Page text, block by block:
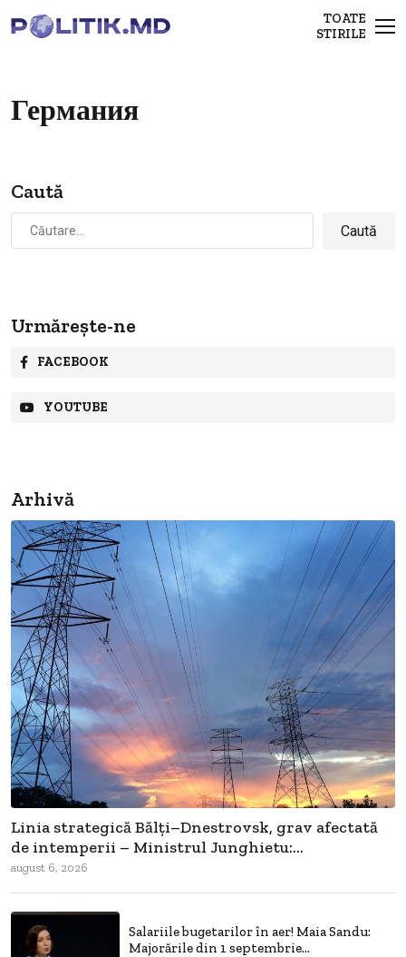
TOATE
STIRILE
Германия
Caută
după:
Urmărește-ne
FACEBOOK
YOUTUBE
Arhivă
Linia strategică Bălți–Dnestrovsk, grav afectată
de intemperii – Ministrul Junghietu:...
august 6, 2026
Salariile bugetarilor în aer! Maia Sandu:
Majorările din 1 septembrie...